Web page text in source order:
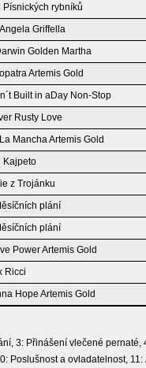
Písnických rybníků
Griffella
Golden Martha
Artemis Gold
Built in aDay Non-Stop
Rusty Love
Mancha Artemis Gold
Kajpeto
z Trojánku
plání
plání
Power Artemis Gold
Ricci
Hope Artemis Gold
3: Přinášení vlečené
Poslušnost a ovladatelnost,